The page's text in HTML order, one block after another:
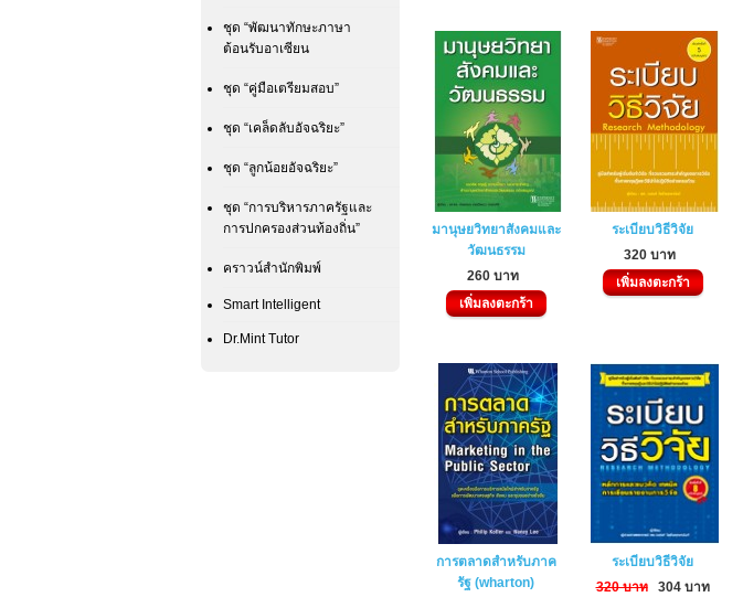
ชุด “พัฒนาทักษะภาษา
ต้อนรับอาเซียน
ชุด “คู่มือเตรียมสอบ”
ชุด “เคล็ดลับอัจฉริยะ”
ชุด “ลูกน้อยอัจฉริยะ”
ชุด “การบริหารภาครัฐและ
การปกครองส่วนท้องถิ่น”
คราวน์สำนักพิมพ์
Smart Intelligent
Dr.Mint Tutor
มานุษยวิทยาสังคมและ
วัฒนธรรม
260 บาท
เพิ่มลงตะกร้า
ระเบียบวิธีวิจัย
320 บาท
เพิ่มลงตะกร้า
การตลาดสำหรับภาค
รัฐ (wharton)
ระเบียบวิธีวิจัย
320 บาท
304 บาท